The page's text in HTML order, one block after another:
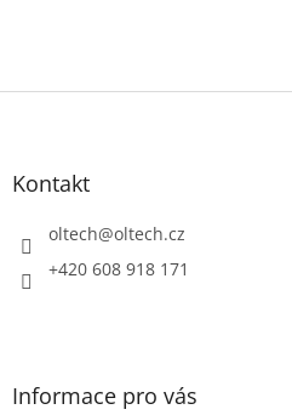
Z
Kontakt
oltech@oltech.cz
+420 608 918 171
Informace pro vás